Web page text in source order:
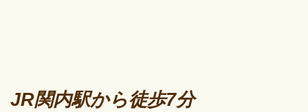
JR関内駅から徒歩7分